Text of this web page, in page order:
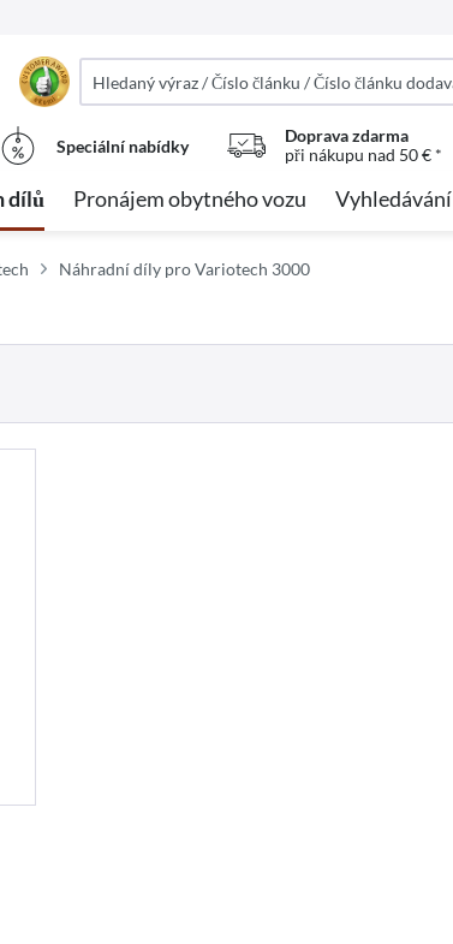
Speciální nabídky
Doprava zdarma
při nákupu nad 50 € *
dílů Pronájem obytného vozu
Náhradní díly pro Variotech 3000